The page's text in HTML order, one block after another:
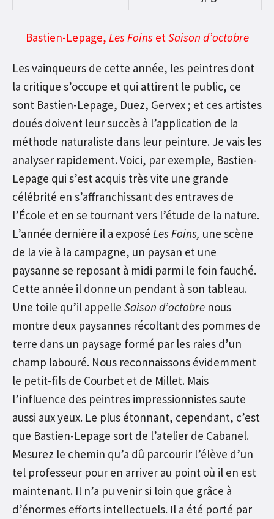
Bastien-Lepage, Les Foins et Saison d’octobre
Les vainqueurs de cette année, les peintres dont
la critique s’occupe et qui attirent le public, ce
sont Bastien-Lepage, Duez, Gervex ; et ces artistes
doués doivent leur succès à l’application de la
méthode naturaliste dans leur peinture. Je vais les
analyser rapidement. Voici, par exemple, Bastien-
Lepage qui s’est acquis très vite une grande
célébrité en s’affranchissant des entraves de
l’École et en se tournant vers l’étude de la nature.
L’année dernière il a exposé Les Foins, une scène
de la vie à la campagne, un paysan et une
paysanne se reposant à midi parmi le foin fauché.
Cette année il donne un pendant à son tableau.
Une toile qu’il appelle Saison d’octobre nous
montre deux paysannes récoltant des pommes de
terre dans un paysage formé par les raies d’un
champ labouré. Nous reconnaissons évidemment
le petit-fils de Courbet et de Millet. Mais
l’influence des peintres impressionnistes saute
aussi aux yeux. Le plus étonnant, cependant, c’est
que Bastien-Lepage sort de l’atelier de Cabanel.
Mesurez le chemin qu’a dû parcourir l’élève d’un
tel professeur pour en arriver au point où il en est
maintenant. Il n’a pu venir si loin que grâce à
d’énormes efforts intellectuels. Il a été porté par